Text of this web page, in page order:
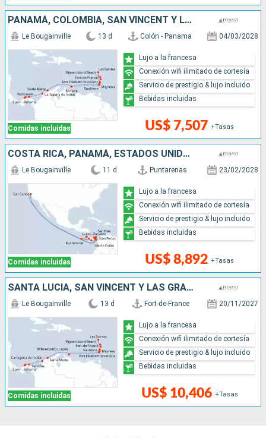
PANAMÁ, COLOMBIA, SAN VINCENT Y LAS GRANADINAS, SANTA LUCIA
Comidas incluidas
Le Bougainville 13 d Colón - Panama 04/03/2028
US$ 7,507 +Tasas
Lujo a la francesa
Conexión wifi ilimitado de cortesía
Servicio de prestigio & lujo incluido
Bebidas incluidas
COSTA RICA, PANAMÁ, ESTADOS UNIDOS
Comidas incluidas
Le Bougainville 11 d Puntarenas 23/02/2028
US$ 8,892 +Tasas
Lujo a la francesa
Conexión wifi ilimitado de cortesía
Servicio de prestigio & lujo incluido
Bebidas incluidas
SANTA LUCIA, SAN VINCENT Y LAS GRANADINAS, COLOMBIA, PANAMÁ
Comidas incluidas
Le Bougainville 13 d Fort-de-France 20/11/2027
US$ 10,406 +Tasas
Lujo a la francesa
Conexión wifi ilimitado de cortesía
Servicio de prestigio & lujo incluido
Bebidas incluidas